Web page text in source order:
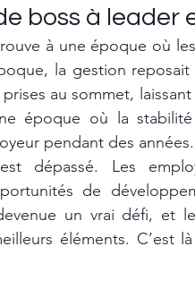
boss à leader
à une époque où
la gestion
au sommet,
époque où la
pendant des années.
dépassé. Les
de
un vrai défi, et
éléments. C’est